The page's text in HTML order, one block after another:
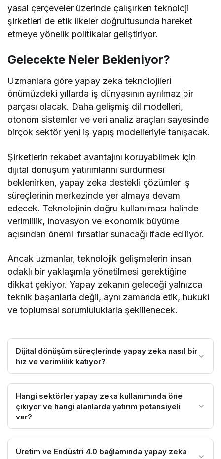
yasal çerçeveler üzerinde çalışırken teknoloji
şirketleri de etik ilkeler doğrultusunda hareket
etmeye yönelik politikalar geliştiriyor.
Gelecekte Neler Bekleniyor?
Uzmanlara göre yapay zeka teknolojileri
önümüzdeki yıllarda iş dünyasının ayrılmaz bir
parçası olacak. Daha gelişmiş dil modelleri,
otonom sistemler ve veri analiz araçları sayesinde
birçok sektör yeni iş yapış modelleriyle tanışacak.
Şirketlerin rekabet avantajını koruyabilmek için
dijital dönüşüm yatırımlarını sürdürmesi
beklenirken, yapay zeka destekli çözümler iş
süreçlerinin merkezinde yer almaya devam
edecek. Teknolojinin doğru kullanılması halinde
verimlilik, inovasyon ve ekonomik büyüme
açısından önemli fırsatlar sunacağı ifade ediliyor.
Ancak uzmanlar, teknolojik gelişmelerin insan
odaklı bir yaklaşımla yönetilmesi gerektiğine
dikkat çekiyor. Yapay zekanın geleceği yalnızca
teknik başarılarla değil, aynı zamanda etik, hukuki
ve toplumsal sorumluluklarla şekillenecek.
Dijital dönüşüm süreçlerinde yapay zeka nasıl bir
hız ve verimlilik katıyor?
Hangi sektörler yapay zeka kullanımında öne
çıkıyor ve hangi alanlarda yatırım potansiyeli
var?
Üretim ve Endüstri 4.0 bağlamında yapay zeka